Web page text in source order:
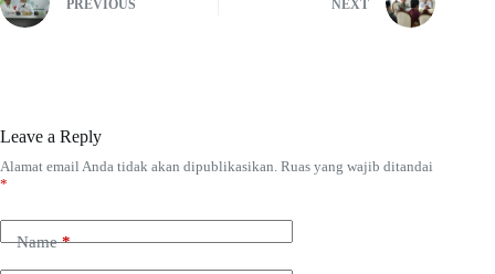
PREVIOUS NEXT
Leave a Reply
Alamat email Anda tidak akan dipublikasikan. Ruas yang wajib ditandai
*
Name*